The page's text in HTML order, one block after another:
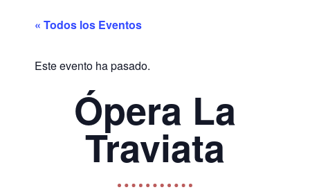
« Todos los Eventos
Este evento ha pasado.
Ópera La
Traviata